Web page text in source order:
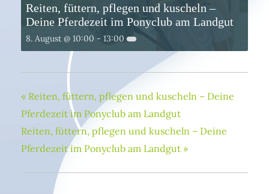
Reiten, füttern, pflegen und kuscheln –
Deine Pferdezeit im Ponyclub am Landgut
8. August @ 10:00 - 13:00
« Reiten, füttern, pflegen und kuscheln – Deine
Pferdezeit im Ponyclub am Landgut
Reiten, füttern, pflegen und kuscheln – Deine
Pferdezeit im Ponyclub am Landgut »